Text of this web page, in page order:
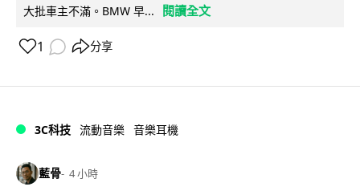
大批車主不滿。BMW 早...
閱讀全文
1 分享
3C科技 流動音樂 音樂耳機
藍骨 4 小時